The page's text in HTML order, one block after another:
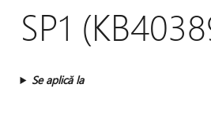
SP1
Se aplică la